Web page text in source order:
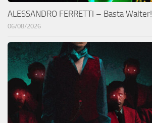
ALESSANDRO FERRETTI – Basta Walter!
06/08/2026